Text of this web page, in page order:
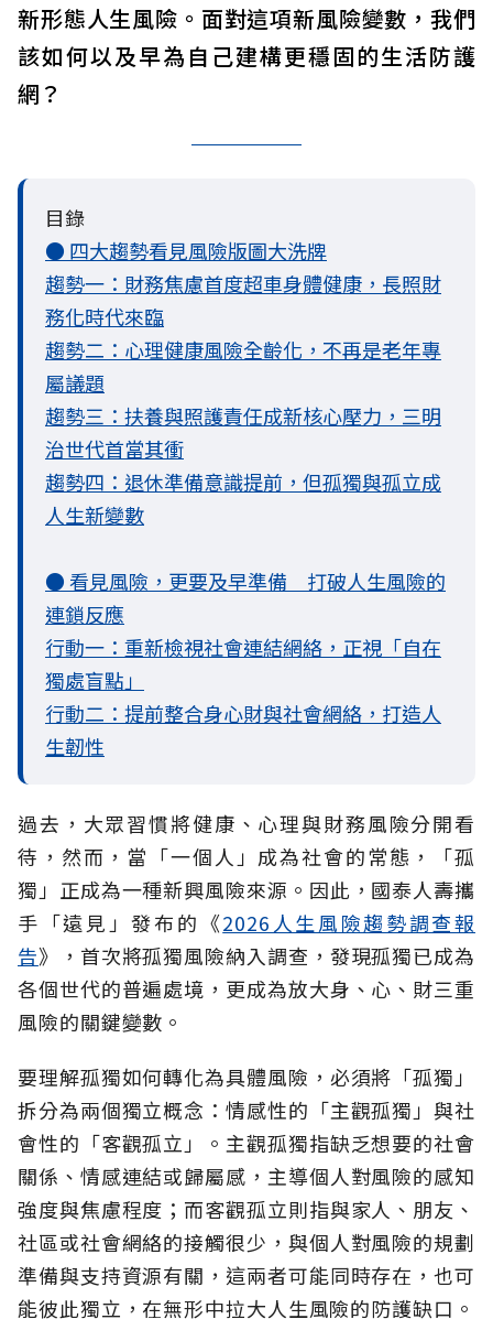
新形態人生風險。面對這項新風險變數，我們
該如何以及早為自己建構更穩固的生活防護
網？
目錄
● 四大趨勢看見風險版圖大洗牌
趨勢一：財務焦慮首度超車身體健康，長照財
務化時代來臨
趨勢二：心理健康風險全齡化，不再是老年專
屬議題
趨勢三：扶養與照護責任成新核心壓力，三明
治世代首當其衝
趨勢四：退休準備意識提前，但孤獨與孤立成
人生新變數
● 看見風險，更要及早準備 打破人生風險的
連鎖反應
行動一：重新檢視社會連結網絡，正視「自在
獨處盲點」
行動二：提前整合身心財與社會網絡，打造人
生韌性
過去，大眾習慣將健康、心理與財務風險分開看
待，然而，當「一個人」成為社會的常態，「孤
獨」正成為一種新興風險來源。因此，國泰人壽攜
手「遠見」發布的《2026人生風險趨勢調查報
告》，首次將孤獨風險納入調查，發現孤獨已成為
各個世代的普遍處境，更成為放大身、心、財三重
風險的關鍵變數。
要理解孤獨如何轉化為具體風險，必須將「孤獨」
拆分為兩個獨立概念：情感性的「主觀孤獨」與社
會性的「客觀孤立」。主觀孤獨指缺乏想要的社會
關係、情感連結或歸屬感，主導個人對風險的感知
強度與焦慮程度；而客觀孤立則指與家人、朋友、
社區或社會網絡的接觸很少，與個人對風險的規劃
準備與支持資源有關，這兩者可能同時存在，也可
能彼此獨立，在無形中拉大人生風險的防護缺口。